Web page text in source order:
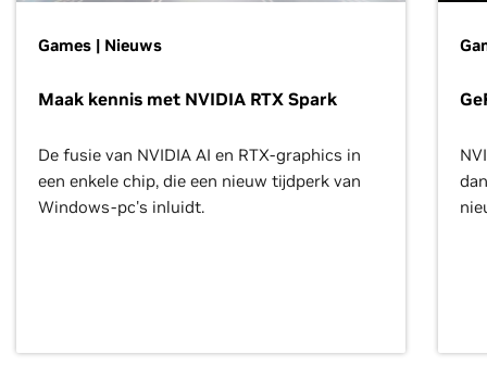
Games | Nieuws
Maak kennis met NVIDIA RTX Spark
De fusie van NVIDIA AI en RTX-graphics in
een enkele chip, die een nieuw tijdperk van
Windows-pc's inluidt.